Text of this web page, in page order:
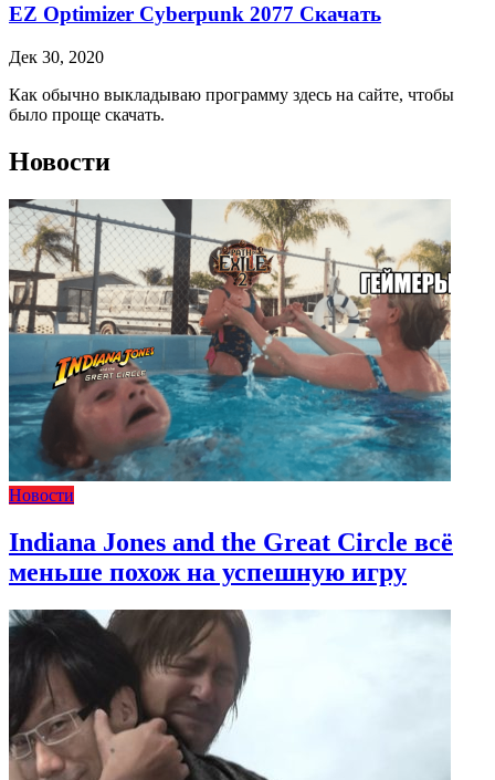
EZ Optimizer Cyberpunk 2077 Скачать
Дек 30, 2020
Как обычно выкладываю программу здесь на сайте, чтобы
было проще скачать.
Новости
Новости
Indiana Jones and the Great Circle всё
меньше похож на успешную игру